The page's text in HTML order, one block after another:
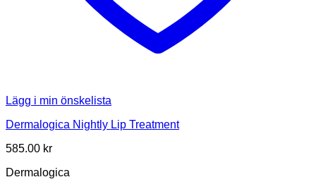
Lägg i min önskelista
Dermalogica Nightly Lip Treatment
585.00 kr
Dermalogica